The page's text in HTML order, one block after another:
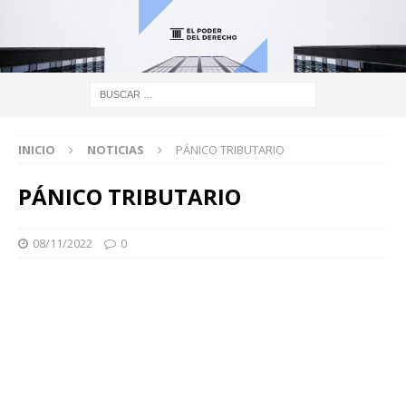
INICIO NOTICIAS PÁNICO TRIBUTARIO
PÁNICO TRIBUTARIO
08/11/2022 0